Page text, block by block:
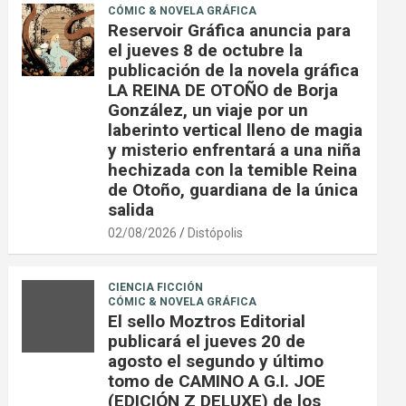
CÓMIC & NOVELA GRÁFICA
Reservoir Gráfica anuncia para
el jueves 8 de octubre la
publicación de la novela gráfica
LA REINA DE OTOÑO de Borja
González, un viaje por un
laberinto vertical lleno de magia
y misterio enfrentará a una niña
hechizada con la temible Reina
de Otoño, guardiana de la única
salida
02/08/2026 Distópolis
CIENCIA FICCIÓN
CÓMIC & NOVELA GRÁFICA
El sello Moztros Editorial
publicará el jueves 20 de
agosto el segundo y último
tomo de CAMINO A G.I. JOE
(EDICIÓN Z DELUXE) de los